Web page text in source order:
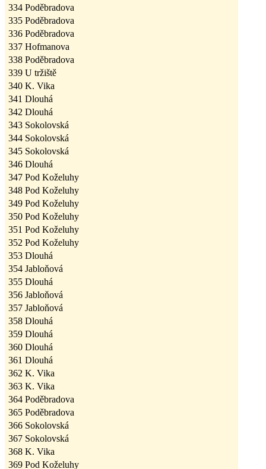
334 Poděbradova
335 Poděbradova
336 Poděbradova
337 Hofmanova
338 Poděbradova
339 U tržiště
340 K. Vika
341 Dlouhá
342 Dlouhá
343 Sokolovská
344 Sokolovská
345 Sokolovská
346 Dlouhá
347 Pod Koželuhy
348 Pod Koželuhy
349 Pod Koželuhy
350 Pod Koželuhy
351 Pod Koželuhy
352 Pod Koželuhy
353 Dlouhá
354 Jabloňová
355 Dlouhá
356 Jabloňová
357 Jabloňová
358 Dlouhá
359 Dlouhá
360 Dlouhá
361 Dlouhá
362 K. Vika
363 K. Vika
364 Poděbradova
365 Poděbradova
366 Sokolovská
367 Sokolovská
368 K. Vika
369 Pod Koželuhy